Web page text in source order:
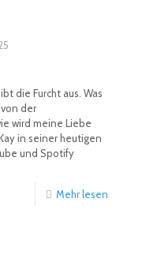
die Furcht aus. Was
der
wird meine Liebe
in seiner heutigen
und Spotify
Mehr lesen